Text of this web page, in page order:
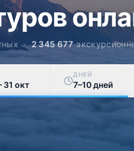
·2 345 677
31 окт
ДНЕЙ
7–10 дней